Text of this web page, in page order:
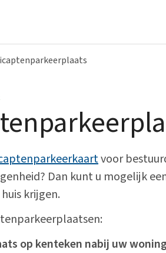
Bekendmakingen
College van B&W
Gemeenteraad
Over ons
Vacatures
voor
Dan kunt u mogelijk
krijgen.
op kenteken nabij uw